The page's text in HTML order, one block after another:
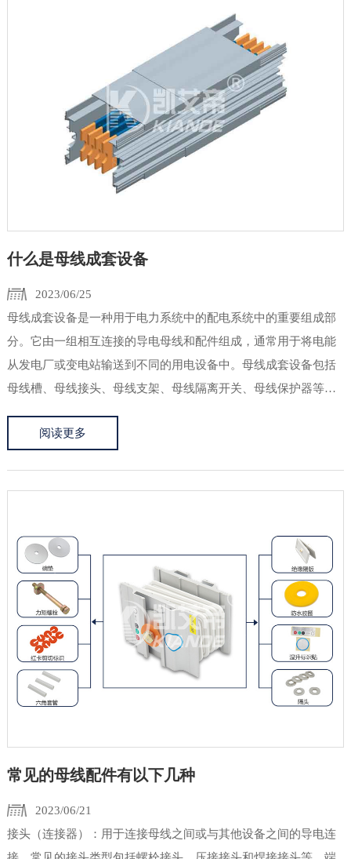
什么是母线成套设备
2023/06/25
母线成套设备是一种用于电力系统中的配电系统中的重要组成部
分。它由一组相互连接的导电母线和配件组成，通常用于将电能
从发电厂或变电站输送到不同的用电设备中。母线成套设备包括
母线槽、母线接头、母线支架、母线隔离开关、母线保护器等。
行。母线接头则用于连接不同段落的母线，以实现电能的传输。
阅读更多
常见的母线配件有以下几种
2023/06/21
接头（连接器）：用于连接母线之间或与其他设备之间的导电连